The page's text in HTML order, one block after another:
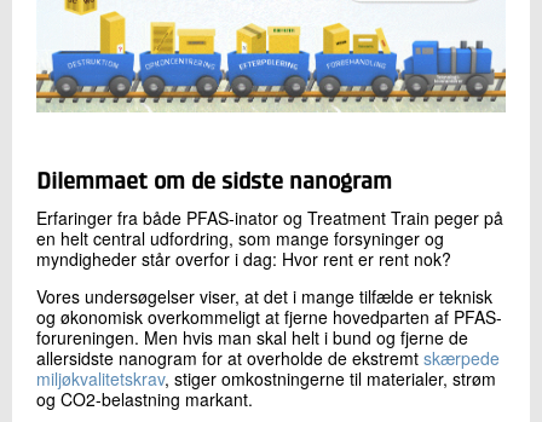
Dilemmaet om de sidste nanogram
Erfaringer fra både PFAS-inator og Treatment Train peger på
en helt central udfordring, som mange forsyninger og
myndigheder står overfor i dag: Hvor rent er rent nok?
Vores undersøgelser viser, at det i mange tilfælde er teknisk
og økonomisk overkommeligt at fjerne hovedparten af PFAS-
forureningen. Men hvis man skal helt i bund og fjerne de
allersidste nanogram for at overholde de ekstremt skærpede
miljøkvalitetskrav, stiger omkostningerne til materialer, strøm
og CO2-belastning markant.